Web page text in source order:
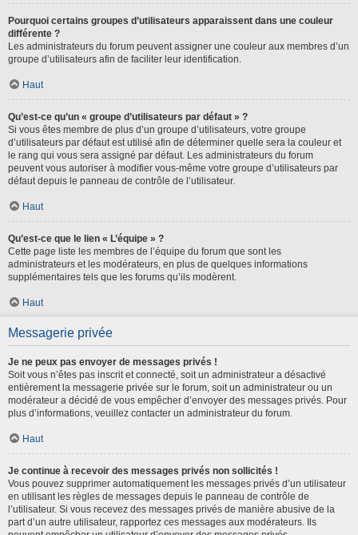
Pourquoi certains groupes d’utilisateurs apparaissent dans une couleur
différente ?
Les administrateurs du forum peuvent assigner une couleur aux membres d’un
groupe d’utilisateurs afin de faciliter leur identification.
Haut
Qu’est-ce qu’un « groupe d’utilisateurs par défaut » ?
Si vous êtes membre de plus d’un groupe d’utilisateurs, votre groupe
d’utilisateurs par défaut est utilisé afin de déterminer quelle sera la couleur et
le rang qui vous sera assigné par défaut. Les administrateurs du forum
peuvent vous autoriser à modifier vous-même votre groupe d’utilisateurs par
défaut depuis le panneau de contrôle de l’utilisateur.
Haut
Qu’est-ce que le lien « L’équipe » ?
Cette page liste les membres de l’équipe du forum que sont les
administrateurs et les modérateurs, en plus de quelques informations
supplémentaires tels que les forums qu’ils modèrent.
Haut
Messagerie privée
Je ne peux pas envoyer de messages privés !
Soit vous n’êtes pas inscrit et connecté, soit un administrateur a désactivé
entièrement la messagerie privée sur le forum, soit un administrateur ou un
modérateur a décidé de vous empêcher d’envoyer des messages privés. Pour
plus d’informations, veuillez contacter un administrateur du forum.
Haut
Je continue à recevoir des messages privés non sollicités !
Vous pouvez supprimer automatiquement les messages privés d’un utilisateur
en utilisant les règles de messages depuis le panneau de contrôle de
l’utilisateur. Si vous recevez des messages privés de manière abusive de la
part d’un autre utilisateur, rapportez ces messages aux modérateurs. Ils